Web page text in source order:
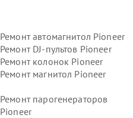
Ремонт автомагнитол Pioneer
Ремонт DJ-пультов Pioneer
Ремонт колонок Pioneer
Ремонт магнитол Pioneer
Ремонт парогенераторов
Pioneer